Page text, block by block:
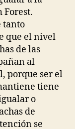
Forest.
tanto
que el nivel
de las
al
porque ser el
tiene
o
de
se